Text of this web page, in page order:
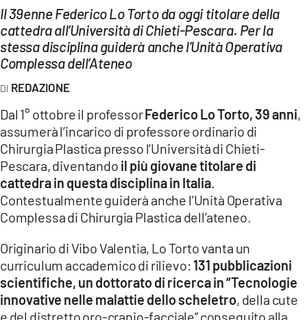
LAC NETWORK
LAC ONAIR
Network
LACPLAY.IT
LACTV.IT
LACONAIR.IT
LACITYMAG.IT
COSENZACHANNEL.IT
ILVIBONESE.IT
Il 39enne Federico Lo Torto da oggi titolare della
cattedra all’Università di Chieti-Pescara. Per la
stessa disciplina guiderà anche l’Unità Operativa
Complessa dell’Ateneo
REDAZIONE
Dal 1° ottobre il professorFederico Lo Torto, 39 anni,
assumerà l’incarico di professore ordinario di
Chirurgia Plastica presso l’Università di Chieti-
Pescara, diventando il più giovane titolare di
cattedra in questa disciplina in Italia
Contestualmente guiderà anche l’Unità Operativa
Complessa di Chirurgia Plastica dell’ateneo.
Originario di Vibo Valentia, Lo Torto vanta un
curriculum accademico di rilievo: 131 pubblicazioni
scientifiche, un dottorato di ricerca in “Tecnologie
innovative nelle malattie dello scheletro, della cute
e del distretto oro-cranio-facciale” conseguito alla